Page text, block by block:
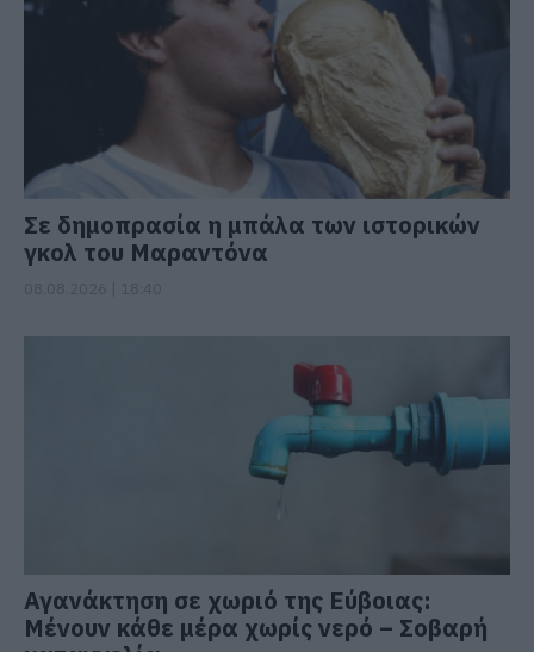
Σε δημοπρασία η μπάλα των ιστορικών
γκολ του Μαραντόνα
Αγανάκτηση σε χωριό της Εύβοιας:
Μένουν κάθε μέρα χωρίς νερό – Σοβαρή